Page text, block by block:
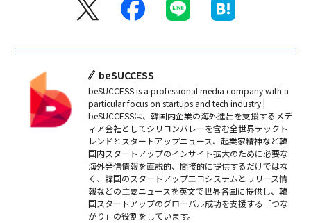
beSUCCESS
beSUCCESS is a professional media company with a
particular focus on startups and tech industry |
beSUCCESSは、韓国内企業の海外進出を支援するメデ
ィア会社としてシリコンバレーを含む全世界テックト
レンドとスタートアップニュース、起業家精神など韓
国内スタートアップのインサイト拡大のために必要な
海外発信情報を直説的、間接的に提供するだけではな
く、韓国のスタートアップエコシステムとリリース情
報などの主要ニュースを英文で世界各国に提供し、韓
国スタートアップのグローバル成功を支援する「つな
がり」の役割をしています。